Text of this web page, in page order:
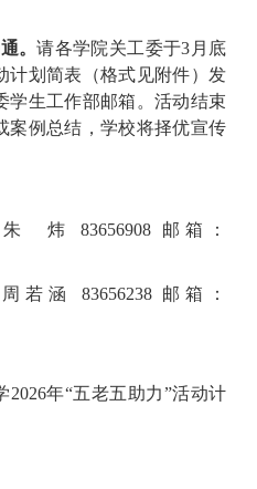
。请各学院关工委于3月底
计划简表（格式见附件）发
学生工作部邮箱。活动结束
案例总结，学校将择优宣传
炜 83656908 邮箱：
涵 83656238 邮箱：
2026年“五老五助力”活动计